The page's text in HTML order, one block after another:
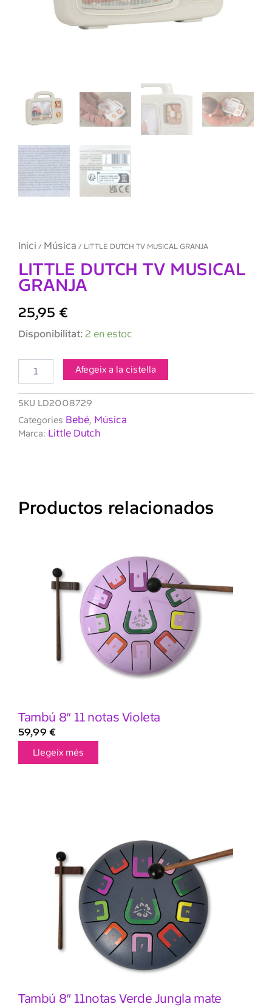
Inici / Música / LITTLE DUTCH TV MUSICAL GRANJA
LITTLE DUTCH TV MUSICAL
GRANJA
25,95 €
Disponibilitat: 2 en estoc
quantitat
DUTCH
MUSICAL
GRANJA
Afegeix a la cistella
SKU LD2008729
Categories Bebé, Música
Marca: Little Dutch
Productos relacionados
Tambú 8″ 11 notas Violeta
59,99 €
Llegeix més
Tambú 8″ 11notas Verde Jungla mate